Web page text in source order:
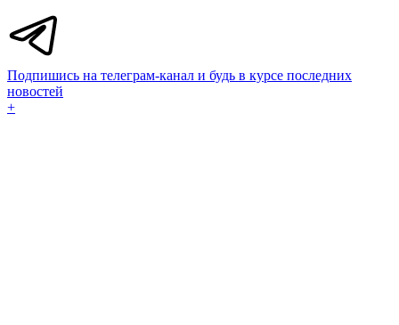
Подпишись на телеграм-канал и будь в курсе последних
новостей
+